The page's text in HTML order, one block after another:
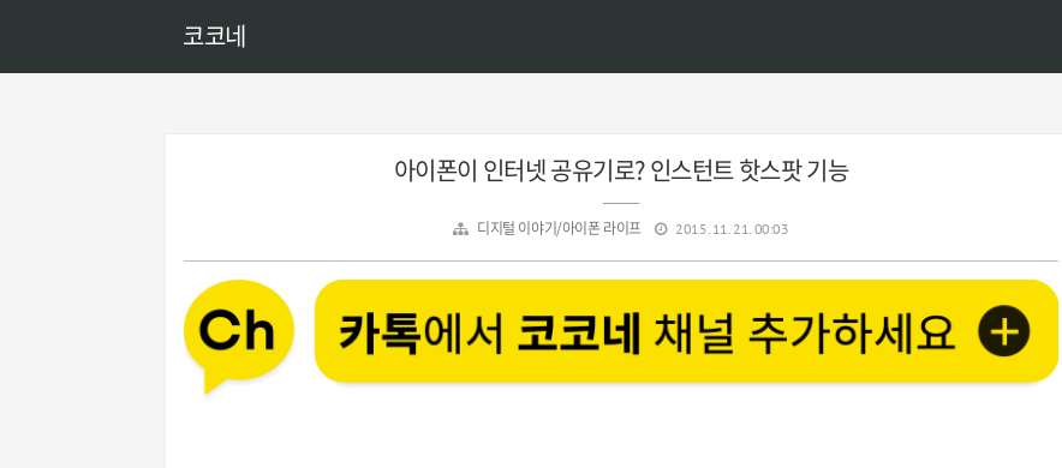
코코네
아이폰이 인터넷 공유기로? 인스턴트 핫스팟 기능
디지털 이야기/아이폰 라이프 2015. 11. 21. 00:03